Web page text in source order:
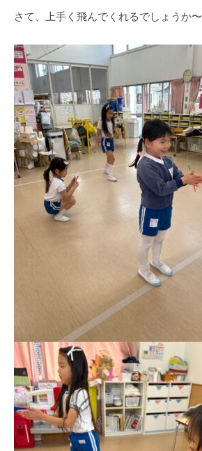
さて、上手く飛んでくれるでしょうか〜